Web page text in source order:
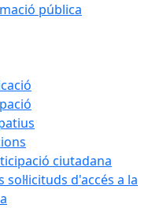
pública
ciutadana
sol·licituds d'accés a la